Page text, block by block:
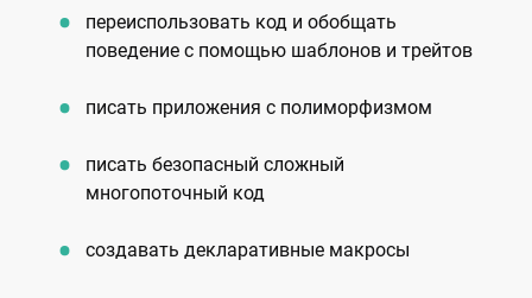
переиспользовать код и обобщать
поведение с помощью шаблонов и трейтов
писать приложения с полиморфизмом
писать безопасный сложный
многопоточный код
создавать декларативные макросы